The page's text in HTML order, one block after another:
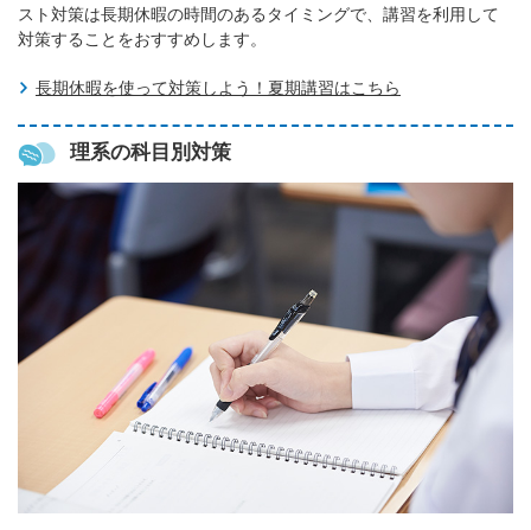
スト対策は長期休暇の時間のあるタイミングで、講習を利用して
対策することをおすすめします。
長期休暇を使って対策しよう！夏期講習はこちら
理系の科目別対策